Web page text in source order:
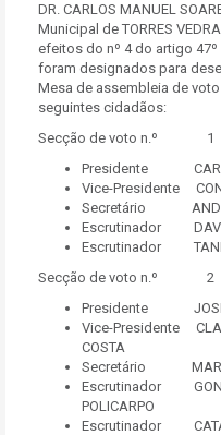
DR. CARLOS MANUEL
Municipal de TORRES
efeitos do nº 4 do artigo
foram designados para
Mesa de assembleia de
seguintes cidadãos:
Secção de voto n.º 1
Presidente
Vice-Presidente
Secretário ANDRE
Escrutinador DAVID
Escrutinador TANIA
Secção de voto n.º 2
Presidente JOSE
Vice-Presidente
COSTA
Secretário
Escrutinador
POLICARPO
Escrutinador